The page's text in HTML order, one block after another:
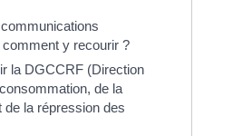
y recourir ?
la DGCCRF (Direction
de la
de la répression des